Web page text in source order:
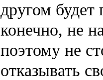
другом будет
конечно, не
поэтому не
отказывать